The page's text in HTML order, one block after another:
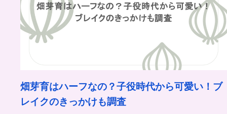
畑芽育はハーフなの？子役時代から可愛い！ブ
レイクのきっかけも調査